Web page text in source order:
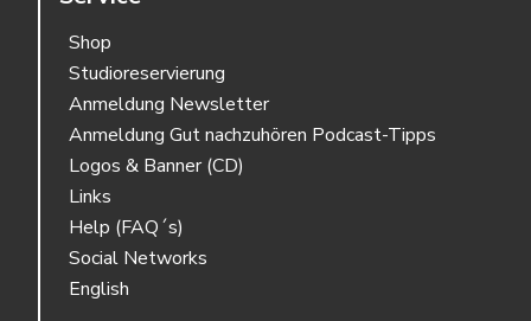
Shop
Studioreservierung
Anmeldung Newsletter
Anmeldung Gut nachzuhören Podcast-Tipps
Logos & Banner (CD)
Links
Help (FAQ´s)
Social Networks
English